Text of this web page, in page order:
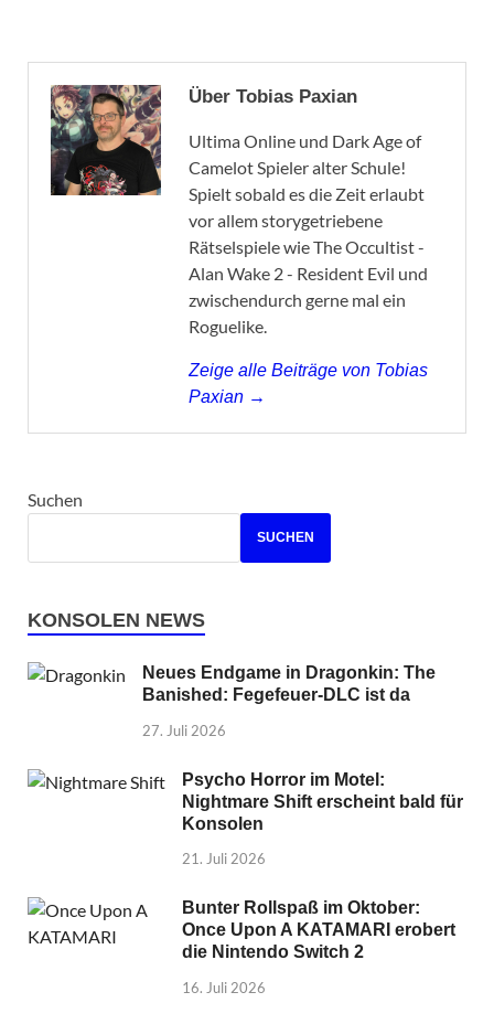
Über Tobias Paxian
Ultima Online und Dark Age of
Camelot Spieler alter Schule!
Spielt sobald es die Zeit erlaubt
vor allem storygetriebene
Rätselspiele wie The Occultist -
Alan Wake 2 - Resident Evil und
zwischendurch gerne mal ein
Roguelike.
Zeige alle Beiträge von Tobias
Paxian →
Suchen
SUCHEN
KONSOLEN NEWS
Neues Endgame in Dragonkin: The
Banished: Fegefeuer-DLC ist da
27. Juli 2026
Psycho Horror im Motel:
Nightmare Shift erscheint bald für
Konsolen
21. Juli 2026
Bunter Rollspaß im Oktober:
Once Upon A KATAMARI erobert
die Nintendo Switch 2
16. Juli 2026